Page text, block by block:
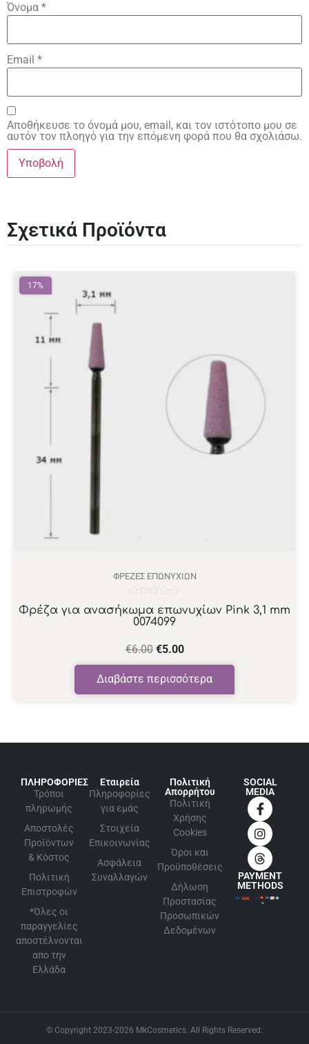
Όνομα *
Email *
Αποθήκευσε το όνομά μου, email, και τον ιστότοπο μου σε
αυτόν τον πλοηγό για την επόμενη φορά που θα σχολιάσω.
Σχετικά Προϊόντα
17%
ΦΡΈΖΕΣ ΕΠΩΝΥΧΊΩΝ
Φρέζα για ανασήκωμα επωνυχίων Pink 3,1 mm
0074099
€6.00 €5.00
Διαβάστε περισσότερα
με
0
5
ΠΛΗΡΟΦΟΡΙΕΣ
Τρόποι
πληρωμής
Αποστολές
Προϊόντων
& Κόστος
Πολιτική
Επιστροφών
*Όλες οι
παραγγελίες
αποστέλνονται
απο την
Ελλάδα
Εταιρεία
Πληροφορίες
για εμάς
Στοιχεία
Επικοινωνίας
Ασφάλεια
Συναλλαγών
Πολιτική
Απορρήτου
Πολιτική
Xρήσης
Cookies
Όροι και
Προϋποθέσεις
Δήλωση
Προστασίας
Προσωπικών
Δεδομένων
SOCIAL
MEDIA
PAYMENT
METHODS
© Copyright 2023-2026 MkCosmetics. All Rights Reserved.